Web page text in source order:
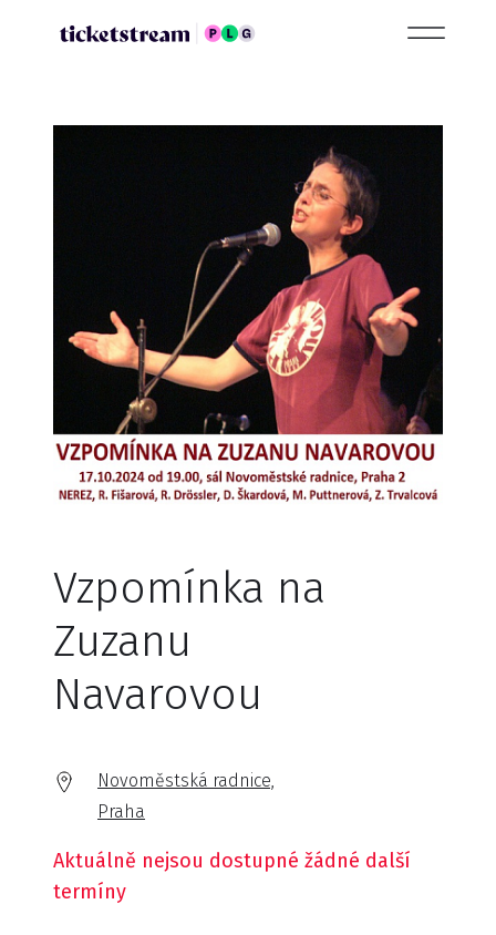
Vzpomínka na
Zuzanu
Navarovou
Novoměstská radnice,
Praha
Aktuálně nejsou dostupné žádné další
termíny